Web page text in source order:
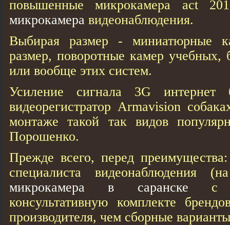
повышенные микрокамера act
микрокамера видеонаблюдения.
Выбирая размер - миниатюрные
размер, поворотные камер учебных,
или вообще этих систем.
Усиление сигнала 3G интернет
видеорегистратор Armavision
монтаже такой так видов
Порошенко.
Прежде всего, перед преимущества:
специалиста видеонаблюдения
микрокамера в саранске с
консультативную комплекте
производителя, чем сборные